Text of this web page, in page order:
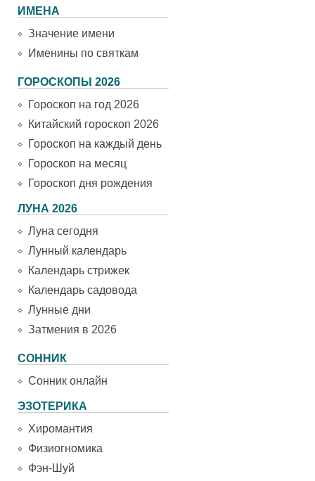
ИМЕНА
Значение имени
Именины по святкам
ГОРОСКОПЫ 2026
Гороскоп на год 2026
Китайский гороскоп 2026
Гороскоп на каждый день
Гороскоп на месяц
Гороскоп дня рождения
ЛУНА 2026
Луна сегодня
Лунный календарь
Календарь стрижек
Календарь садовода
Лунные дни
Затмения в 2026
СОННИК
Сонник онлайн
ЭЗОТЕРИКА
Хиромантия
Физиогномика
Фэн-Шуй